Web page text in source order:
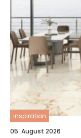
inspiration
05. August 2026